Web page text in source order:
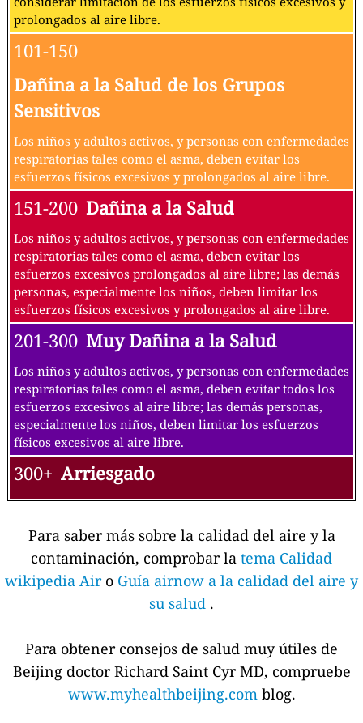
prolongados al aire libre.
101-150
Dañina a la Salud de los Grupos
Sensitivos
Los niños y adultos activos, y personas con enfermedades
respiratorias tales como el asma, deben evitar los
esfuerzos físicos excesivos y prolongados al aire libre.
151-200 Dañina a la Salud
Los niños y adultos activos, y personas con enfermedades
respiratorias tales como el asma, deben evitar los
esfuerzos excesivos prolongados al aire libre; las demás
personas, especialmente los niños, deben limitar los
esfuerzos físicos excesivos y prolongados al aire libre.
201-300 Muy Dañina a la Salud
Los niños y adultos activos, y personas con enfermedades
respiratorias tales como el asma, deben evitar todos los
esfuerzos excesivos al aire libre; las demás personas,
especialmente los niños, deben limitar los esfuerzos
físicos excesivos al aire libre.
300+ Arriesgado
Para saber más sobre la calidad del aire y la
contaminación, comprobar la tema Calidad
wikipedia Air o Guía airnow a la calidad del aire y
su salud .
Para obtener consejos de salud muy útiles de
Beijing doctor Richard Saint Cyr MD, compruebe
www.myhealthbeijing.com blog.